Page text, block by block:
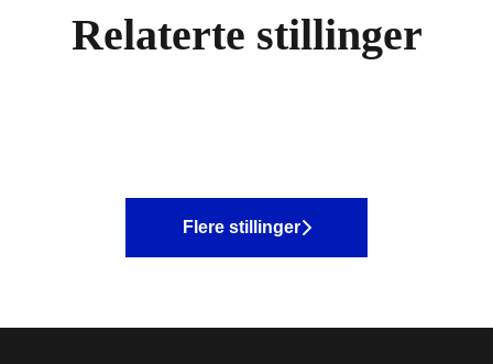
Relaterte stillinger
Flere stillinger